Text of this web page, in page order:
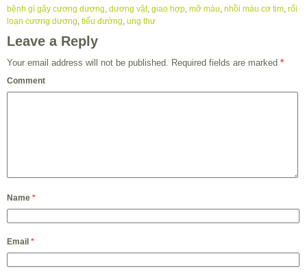
bệnh gì gây cương dương, dương vật, giao hợp, mỡ máu, nhồi máu cơ tim, rối
loạn cương dương, tiểu đường, ung thư
Leave a Reply
Your email address will not be published. Required fields are marked *
Comment
Name *
Email *